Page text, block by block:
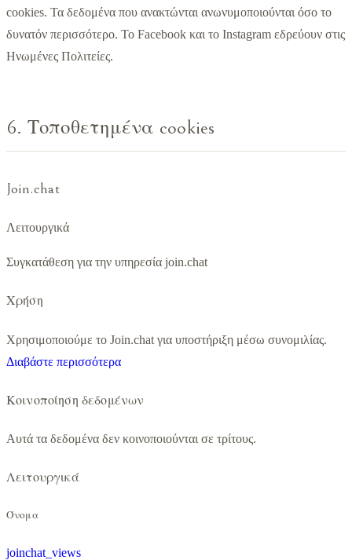
cookies. Τα δεδομένα που ανακτώνται ανωνυμοποιούνται όσο το
δυνατόν περισσότερο. Το Facebook και το Instagram εδρεύουν στις
Ηνωμένες Πολιτείες.
6. Τοποθετημένα cookies
Join.chat
Λειτουργικά
Συγκατάθεση για την υπηρεσία join.chat
Χρήση
Χρησιμοποιούμε το Join.chat για υποστήριξη μέσω συνομιλίας.
Διαβάστε περισσότερα
Κοινοποίηση δεδομένων
Αυτά τα δεδομένα δεν κοινοποιούνται σε τρίτους.
Λειτουργικά
Όνομα
joinchat_views